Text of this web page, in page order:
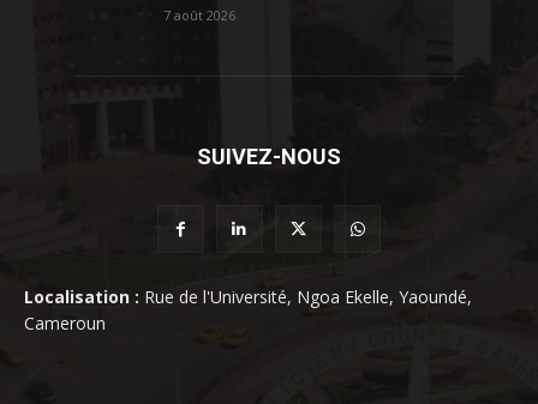
7 août 2026
SUIVEZ-NOUS
Localisation : Rue de l'Université, Ngoa Ekelle, Yaoundé,
Cameroun